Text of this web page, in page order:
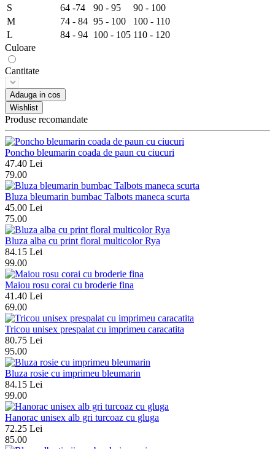
S
64 -74 90 - 95
90 - 100
M
74 - 84 95 - 100
100 - 110
L
84 - 94 100 - 105 110 - 120
Culoare
Cantitate
Adauga in cos
Wishlist
Produse recomandate
Poncho bleumarin coada de paun cu ciucuri
47.40 Lei
79.00
Bluza bleumarin bumbac Talbots maneca scurta
45.00 Lei
75.00
Bluza alba cu print floral multicolor Rya
84.15 Lei
99.00
Maiou rosu corai cu broderie fina
41.40 Lei
69.00
Tricou unisex prespalat cu imprimeu caracatita
80.75 Lei
95.00
Bluza rosie cu imprimeu bleumarin
84.15 Lei
99.00
Hanorac unisex alb gri turcoaz cu gluga
72.25 Lei
85.00